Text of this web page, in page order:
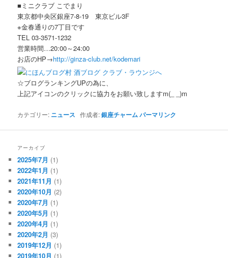
■ミニクラブ こでまり
東京都中央区銀座7-8-19 東京ビル3F
※金春通りの7丁目です
TEL 03-3571-1232
営業時間…20:00～24:00
お店のHP→http://ginza-club.net/kodemari
☆ブログランキングUPの為に、
上記アイコンのクリックに協力をお願い致しますm(_ _)m
カテゴリー: ニュース 作成者:銀座チャーム パーマリンク
アーカイブ
2025年7月 (1)
2022年1月 (1)
2021年11月 (1)
2020年10月 (2)
2020年7月 (1)
2020年5月 (1)
2020年4月 (1)
2020年2月 (3)
2019年12月 (1)
2019年10月 (1)